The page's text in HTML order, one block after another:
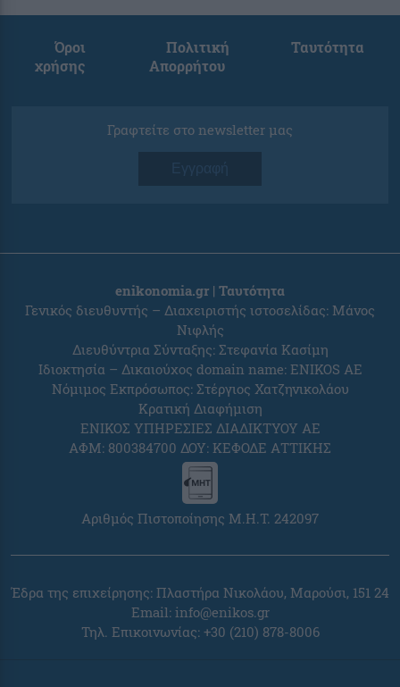
Όροι
χρήσης
Πολιτική
Απορρήτου
Ταυτότητα
Γραφτείτε στο newsletter μας
Εγγραφή
enikonomia.gr | Ταυτότητα
Γενικός διευθυντής – Διαχειριστής ιστοσελίδας: Μάνος
Νιφλής
Διευθύντρια Σύνταξης: Στεφανία Κασίμη
Ιδιοκτησία – Δικαιούχος domain name: ENIKOS AE
Νόμιμος Εκπρόσωπος: Στέργιος Χατζηνικολάου
Κρατική Διαφήμιση
ΕΝΙΚΟΣ ΥΠΗΡΕΣΙΕΣ ΔΙΑΔΙΚΤΥΟΥ ΑΕ
ΑΦΜ: 800384700 ΔΟΥ: ΚΕΦΟΔΕ ΑΤΤΙΚΗΣ
Αριθμός Πιστοποίησης Μ.Η.Τ. 242097
Έδρα της επιχείρησης: Πλαστήρα Νικολάου, Μαρούσι, 151 24
Email: info@enikos.gr
Τηλ. Επικοινωνίας: +30 (210) 878-8006